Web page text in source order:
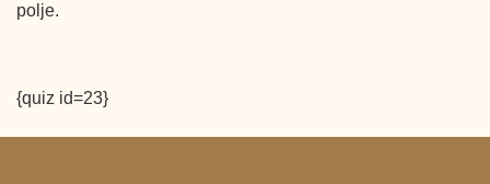
polje.
{quiz id=23}